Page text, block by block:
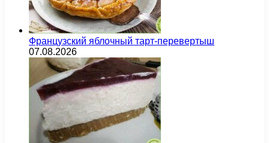
Французский яблочный тарт-перевертыш
07.08.2026